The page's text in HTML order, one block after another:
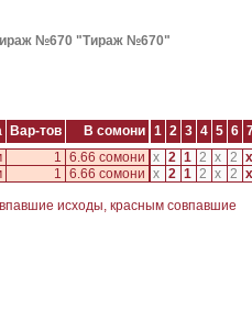
№670 "Тираж №670"
Вар-тов В сомони 1 2 3 4 5 6
1 6.66 сомони x 2 1 2 x 2 x
1 6.66 сомони x 2 1 2 x 2 x
исходы, красным совпавшие